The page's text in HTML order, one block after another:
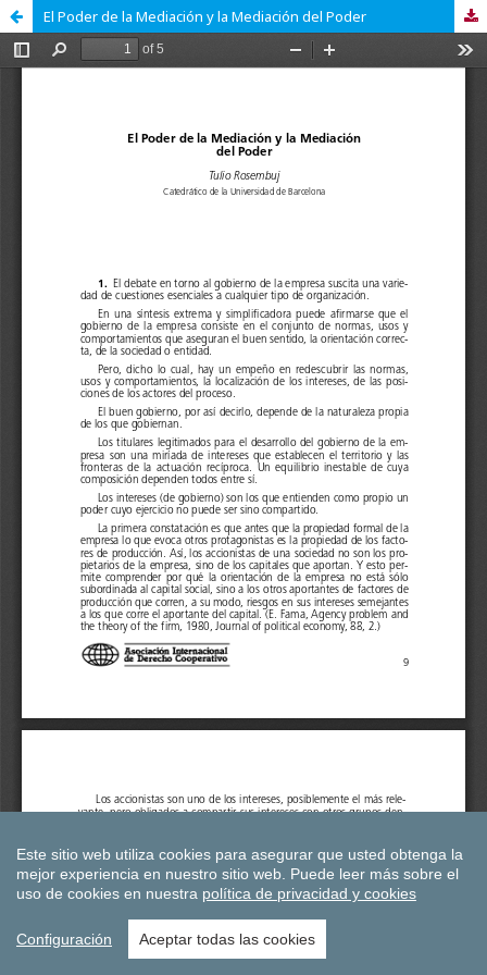
El Poder de la Mediación y la Mediación del Poder
Este sitio web utiliza cookies para asegurar que usted obtenga la
mejor experiencia en nuestro sitio web. Puede leer más sobre el
uso de cookies en nuestra política de privacidad y cookies
Configuración Aceptar todas las cookies